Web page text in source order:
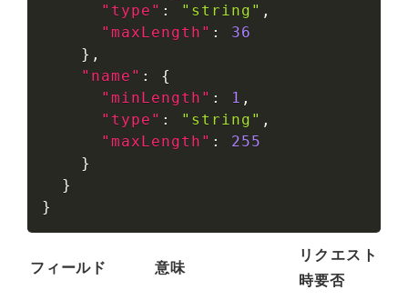
"type" : "string" ,
"maxLength" :
36
} ,
"name" :
{
"minLength" : 1 ,
"type" : "string" ,
"maxLength" :
255
}
}
}
フィールド 意味
リクエスト
時要否